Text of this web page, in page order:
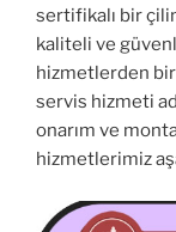
sertifikalı bir
kaliteli ve
hizmetlerden
servis hizmeti
onarım ve
hizmetlerimiz